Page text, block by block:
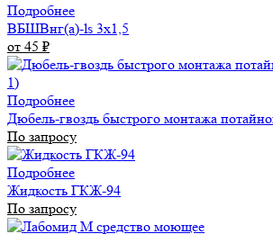
Подробнее
ВБШВнг(а)-ls 3х1,5
от 45 ₽
Подробнее
Дюбель-гвоздь быстрого монтажа
По запросу
Подробнее
Жидкость ГКЖ-94
По запросу